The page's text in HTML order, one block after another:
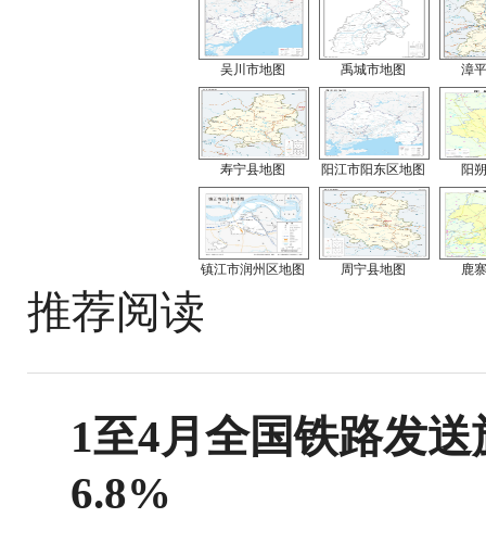
吴川市地图 禹城市地图 漳
寿宁县地图 阳江市阳东区地图 阳
镇江市润州区地图 周宁县地图 鹿
推荐阅读
1至4月全国铁路发
6.8%